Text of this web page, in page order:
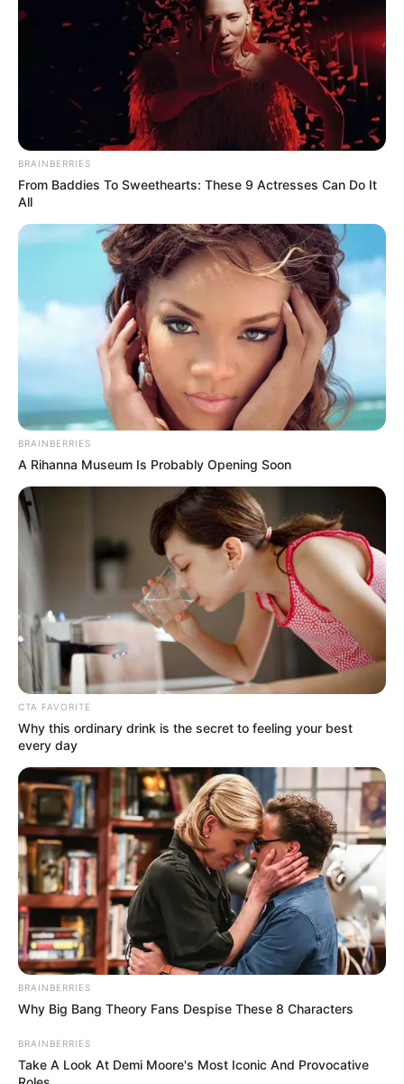
BRAINBERRIES
From Baddies To Sweethearts: These 9 Actresses Can Do It
All
BRAINBERRIES
A Rihanna Museum Is Probably Opening Soon
CTA FAVORITE
Why this ordinary drink is the secret to feeling your best
every day
BRAINBERRIES
Why Big Bang Theory Fans Despise These 8 Characters
BRAINBERRIES
Take A Look At Demi Moore's Most Iconic And Provocative